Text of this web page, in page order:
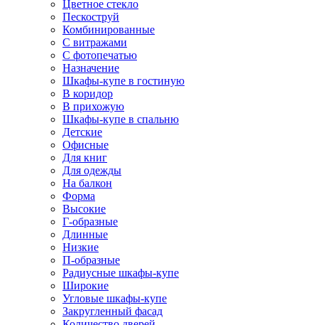
Цветное стекло
Пескоструй
Комбинированные
С витражами
С фотопечатью
Назначение
Шкафы-купе в гостиную
В коридор
В прихожую
Шкафы-купе в спальню
Детские
Офисные
Для книг
Для одежды
На балкон
Форма
Высокие
Г-образные
Длинные
Низкие
П-образные
Радиусные шкафы-купе
Широкие
Угловые шкафы-купе
Закругленный фасад